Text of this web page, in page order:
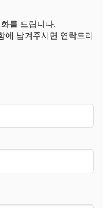
를 드립니다.
에 남겨주시면 연락드리